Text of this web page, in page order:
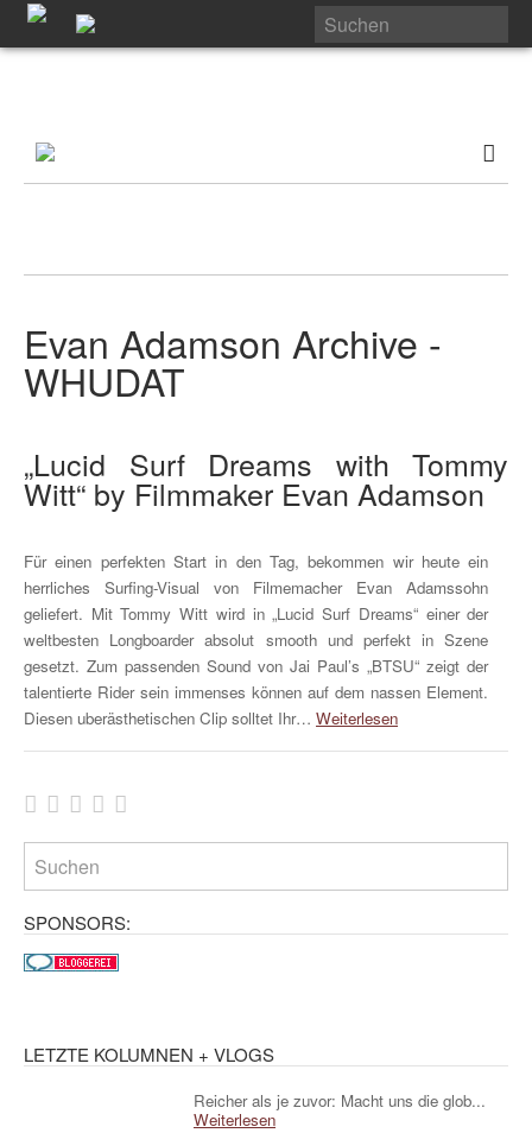
Evan Adamson Archive -
WHUDAT
„Lucid Surf Dreams with Tommy
Witt“ by Filmmaker Evan Adamson
Für einen perfekten Start in den Tag, bekommen wir heute ein
herrliches Surfing-Visual von Filmemacher Evan Adamssohn
geliefert. Mit Tommy Witt wird in „Lucid Surf Dreams“ einer der
weltbesten Longboarder absolut smooth und perfekt in Szene
gesetzt. Zum passenden Sound von Jai Paul’s „BTSU“ zeigt der
talentierte Rider sein immenses können auf dem nassen Element.
Diesen uberästhetischen Clip solltet Ihr… Weiterlesen
SPONSORS:
LETZTE KOLUMNEN + VLOGS
Reicher als je zuvor: Macht uns die glob...
Weiterlesen